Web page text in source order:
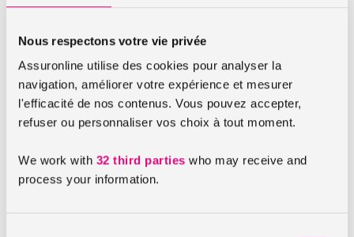
Nous respectons votre vie privée
Assuronline utilise des cookies pour analyser la
navigation, améliorer votre expérience et mesurer
l'efficacité de nos contenus. Vous pouvez accepter,
refuser ou personnaliser vos choix à tout moment.
We work with 32 third parties who may receive and
process your information.
saisonnière est un contrat d’assurance spécifique du deux-
roues. Ce contrat prévoit une modulation des garanties
selon les saisons. Cette assurance offre une couverture
complète pendant la belle saison, et une couverture réduite
pour la saison la moins propice aux sorties en moto. Elle
garanties liées à votre contrat d’assurance pendant la
période de l’année où vous ne roulez pas.